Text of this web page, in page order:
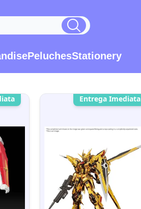
PeluchesStationery
Entrega Imediata